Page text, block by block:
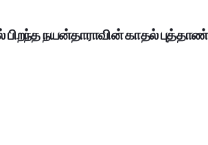
நயன்தாராவின் காதல்